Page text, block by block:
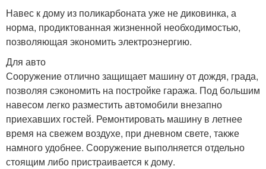
Навес к дому из поликарбоната уже не диковинка, а
норма, продиктованная жизненной необходимостью,
позволяющая экономить электроэнергию.
Для авто
Сооружение отлично защищает машину от дождя, града,
позволяя сэкономить на постройке гаража. Под большим
навесом легко разместить автомобили внезапно
приехавших гостей. Ремонтировать машину в летнее
время на свежем воздухе, при дневном свете, также
намного удобнее. Сооружение выполняется отдельно
стоящим либо пристраивается к дому.